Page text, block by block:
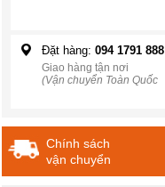
Đặt hàng: 094 1791 888
Giao hàng tận nơi
(Vận chuyển Toàn Quốc
Chính sách
vận chuyển